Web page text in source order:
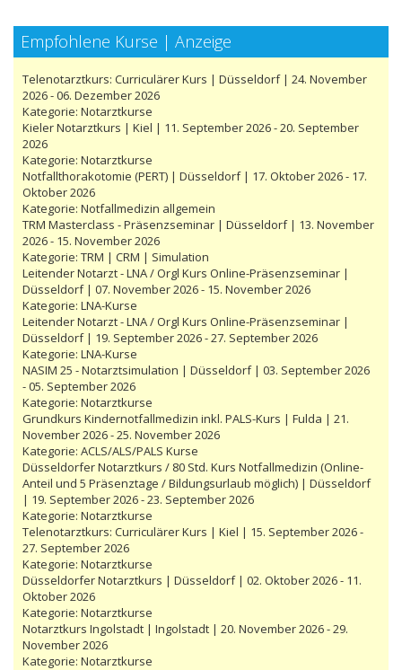
Empfohlene Kurse | Anzeige
Telenotarztkurs: Curriculärer Kurs | Düsseldorf | 24. November
2026 - 06. Dezember 2026
Kategorie: Notarztkurse
Kieler Notarztkurs | Kiel | 11. September 2026 - 20. September
2026
Kategorie: Notarztkurse
Notfallthorakotomie (PERT) | Düsseldorf | 17. Oktober 2026 - 17.
Oktober 2026
Kategorie: Notfallmedizin allgemein
TRM Masterclass - Präsenzseminar | Düsseldorf | 13. November
2026 - 15. November 2026
Kategorie: TRM | CRM | Simulation
Leitender Notarzt - LNA / Orgl Kurs Online-Präsenzseminar |
Düsseldorf | 07. November 2026 - 15. November 2026
Kategorie: LNA-Kurse
Leitender Notarzt - LNA / Orgl Kurs Online-Präsenzseminar |
Düsseldorf | 19. September 2026 - 27. September 2026
Kategorie: LNA-Kurse
NASIM 25 - Notarztsimulation | Düsseldorf | 03. September 2026
- 05. September 2026
Kategorie: Notarztkurse
Grundkurs Kindernotfallmedizin inkl. PALS-Kurs | Fulda | 21.
November 2026 - 25. November 2026
Kategorie: ACLS/ALS/PALS Kurse
Düsseldorfer Notarztkurs / 80 Std. Kurs Notfallmedizin (Online-
Anteil und 5 Präsenztage / Bildungsurlaub möglich) | Düsseldorf
| 19. September 2026 - 23. September 2026
Kategorie: Notarztkurse
Telenotarztkurs: Curriculärer Kurs | Kiel | 15. September 2026 -
27. September 2026
Kategorie: Notarztkurse
Düsseldorfer Notarztkurs | Düsseldorf | 02. Oktober 2026 - 11.
Oktober 2026
Kategorie: Notarztkurse
Notarztkurs Ingolstadt | Ingolstadt | 20. November 2026 - 29.
November 2026
Kategorie: Notarztkurse